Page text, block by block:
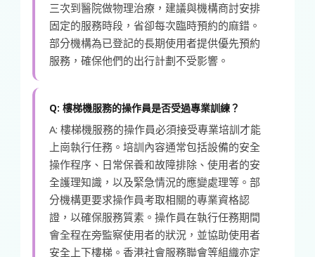
三次到醫院做物理治療，建議與機構商討安排
固定的服務時段，省卻每次臨時預約的麻錯。
部分機構為已登記的長期使用者提供優先預約
服務，確保他們的出行計劃不受影響。
Q: 樓梯機服務的操作員是否受過專業訓練？
A: 樓梯機服務的操作員必須接受專業培訓才能
上崗執行任務。培訓內容通常包括設備的安全
操作程序、日常保養和故障排除、使用者的安
全護理知識，以及緊急情況的應變處理等。部
分機構更要求操作員考取相關的專業資格認
證，以確保服務質素。操作員在執行任務期間
會全程在旁監察使用者的狀況，並協助使用者
安全上下樓梯。香港社會服務聯會等組織亦定